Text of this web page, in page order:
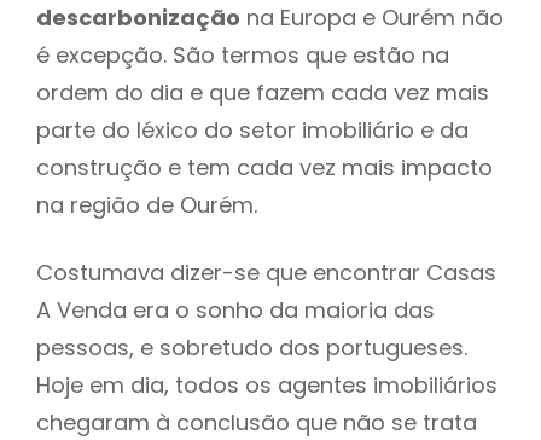
descarbonização na Europa e Ourém não
é excepção. São termos que estão na
ordem do dia e que fazem cada vez mais
parte do léxico do setor imobiliário e da
construção e tem cada vez mais impacto
na região de Ourém.
Costumava dizer-se que encontrar Casas
A Venda era o sonho da maioria das
pessoas, e sobretudo dos portugueses.
Hoje em dia, todos os agentes imobiliários
chegaram à conclusão que não se trata